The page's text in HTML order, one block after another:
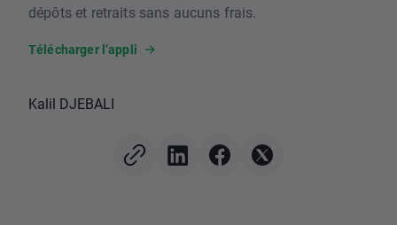
dépôts et retraits sans aucuns frais.
Télécharger l’appli
Kalil DJEBALI